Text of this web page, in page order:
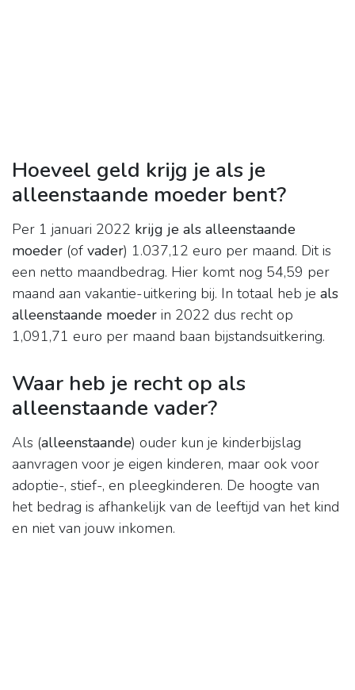
Hoeveel geld krijg je als je
alleenstaande moeder bent?
Per 1 januari 2022 krijg je als alleenstaande
moeder (of vader) 1.037,12 euro per maand. Dit is
een netto maandbedrag. Hier komt nog 54,59 per
maand aan vakantie-uitkering bij. In totaal heb je als
alleenstaande moeder in 2022 dus recht op
1,091,71 euro per maand baan bijstandsuitkering.
Waar heb je recht op als
alleenstaande vader?
Als (alleenstaande) ouder kun je kinderbijslag
aanvragen voor je eigen kinderen, maar ook voor
adoptie-, stief-, en pleegkinderen. De hoogte van
het bedrag is afhankelijk van de leeftijd van het kind
en niet van jouw inkomen.